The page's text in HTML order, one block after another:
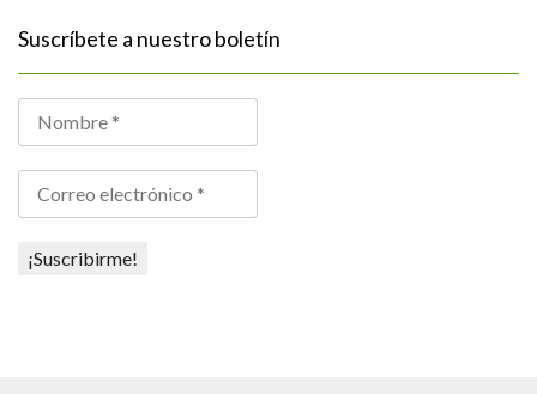
Suscríbete a nuestro boletín